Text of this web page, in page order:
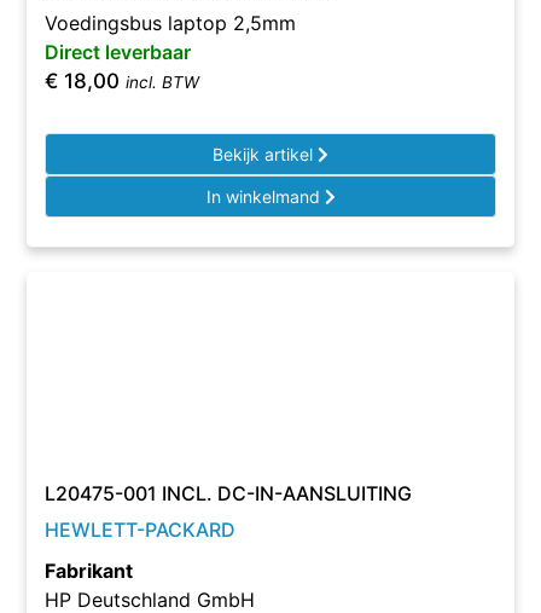
Voedingsbus laptop 2,5mm
Direct leverbaar
€ 18,00 incl. BTW
Bekijk artikel
In winkelmand
L20475-001 INCL. DC-IN-AANSLUITING
HEWLETT-PACKARD
Fabrikant
HP Deutschland GmbH